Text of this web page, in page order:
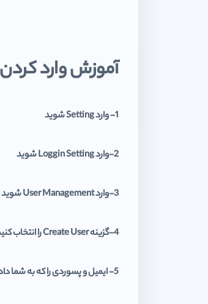
آموزش وارد
1- وارد Setting شوید
2-وارد Loggin Setting شوید
3-وارد User Management شوید
4-گزینه Create User را انتخاب کنید
5- ایمیل و پسوردی را که به شما داده شده را به ترتیب در کادر اول و دوم وارد کنید.